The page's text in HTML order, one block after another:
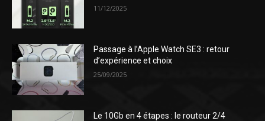
11/12/2025
Passage à l’Apple Watch SE3 : retour
d’expérience et choix
25/09/2025
Le 10Gb en 4 étapes : le routeur 2/4